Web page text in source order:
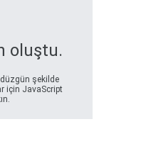
oluştu.
şekilde
için JavaScript